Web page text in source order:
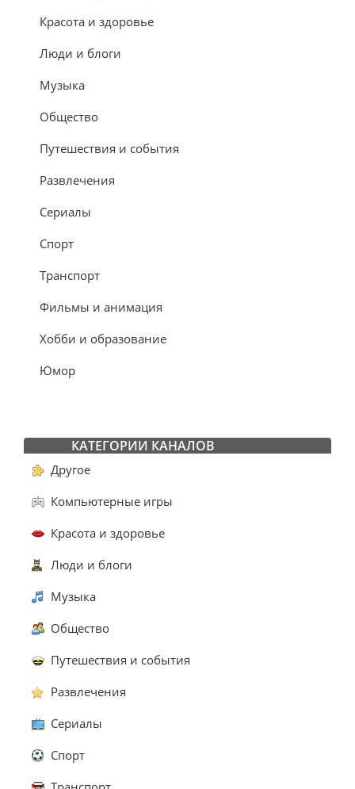
Красота и здоровье
Люди и блоги
Музыка
Общество
Путешествия и события
Развлечения
Сериалы
Спорт
Транспорт
Фильмы и анимация
Хобби и образование
Юмор
КАТЕГОРИИ КАНАЛОВ
Другое
Компьютерные игры
Красота и здоровье
Люди и блоги
Музыка
Общество
Путешествия и события
Развлечения
Сериалы
Спорт